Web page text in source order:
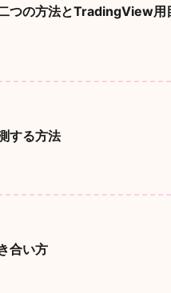
つの方法とTradingView用
する方法
合い方